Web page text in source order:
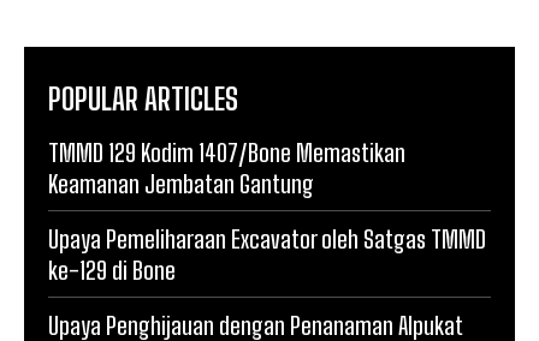
POPULAR ARTICLES
TMMD 129 Kodim 1407/Bone Memastikan
Keamanan Jembatan Gantung
Upaya Pemeliharaan Excavator oleh Satgas TMMD
ke-129 di Bone
Upaya Penghijauan dengan Penanaman Alpukat